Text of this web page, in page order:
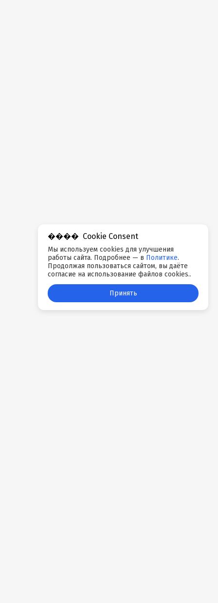
Cookie Consent
Мы используем cookies для улучшения
работы сайта. Подробнее — в Политике.
Продолжая пользоваться сайтом, вы даёте
согласие на использование файлов cookies..
Принять